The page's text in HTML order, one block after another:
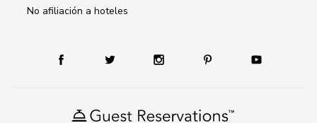
No afiliación a hoteles